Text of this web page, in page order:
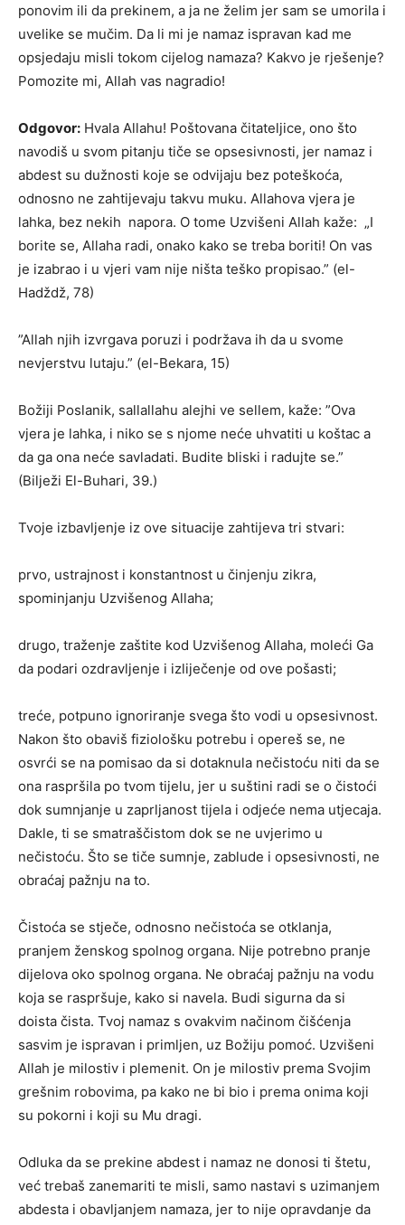
ponovim ili da prekinem, a ja ne želim jer sam se umorila i
uvelike se mučim. Da li mi je namaz ispravan kad me
opsjedaju misli tokom cijelog namaza? Kakvo je rješenje?
Pomozite mi, Allah vas nagradio!
Odgovor: Hvala Allahu! Poštovana čitateljice, ono što
navodiš u svom pitanju tiče se opsesivnosti, jer namaz i
abdest su dužnosti koje se odvijaju bez poteškoća,
odnosno ne zahtijevaju takvu muku. Allahova vjera je
lahka, bez nekih napora. O tome Uzvišeni Allah kaže: „I
borite se, Allaha radi, onako kako se treba boriti! On vas
je izabrao i u vjeri vam nije ništa teško propisao.” (el-
Hadždž, 78)
”Allah njih izvrgava poruzi i podržava ih da u svome
nevjerstvu lutaju.” (el-Bekara, 15)
Božiji Poslanik, sallallahu alejhi ve sellem, kaže: ”Ova
vjera je lahka, i niko se s njome neće uhvatiti u koštac a
da ga ona neće savladati. Budite bliski i radujte se.”
(Bilježi El-Buhari, 39.)
Tvoje izbavljenje iz ove situacije zahtijeva tri stvari:
prvo, ustrajnost i konstantnost u činjenju zikra,
spominjanju Uzvišenog Allaha;
drugo, traženje zaštite kod Uzvišenog Allaha, moleći Ga
da podari ozdravljenje i izliječenje od ove pošasti;
treće, potpuno ignoriranje svega što vodi u opsesivnost.
Nakon što obaviš fiziološku potrebu i opereš se, ne
osvrći se na pomisao da si dotaknula nečistoću niti da se
ona raspršila po tvom tijelu, jer u suštini radi se o čistoći
dok sumnjanje u zaprljanost tijela i odjeće nema utjecaja.
Dakle, ti se smatraščistom dok se ne uvjerimo u
nečistoću. Što se tiče sumnje, zablude i opsesivnosti, ne
obraćaj pažnju na to.
Čistoća se stječe, odnosno nečistoća se otklanja,
pranjem ženskog spolnog organa. Nije potrebno pranje
dijelova oko spolnog organa. Ne obraćaj pažnju na vodu
koja se raspršuje, kako si navela. Budi sigurna da si
doista čista. Tvoj namaz s ovakvim načinom čišćenja
sasvim je ispravan i primljen, uz Božiju pomoć. Uzvišeni
Allah je milostiv i plemenit. On je milostiv prema Svojim
grešnim robovima, pa kako ne bi bio i prema onima koji
su pokorni i koji su Mu dragi.
Odluka da se prekine abdest i namaz ne donosi ti štetu,
već trebaš zanemariti te misli, samo nastavi s uzimanjem
abdesta i obavljanjem namaza, jer to nije opravdanje da